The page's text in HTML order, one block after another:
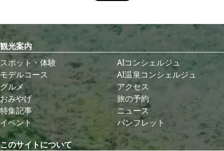
観光案内
スポット・体験
モデルコース
グルメ
おみやげ
特集記事
イベント
AIコンシェルジュ
AI温泉コンシェルジュ
アクセス
旅の予約
ニュース
パンフレット
このサイトについて